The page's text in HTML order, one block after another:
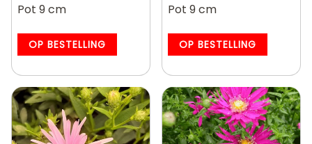
Pot 9 cm
OP BESTELLING
Pot 9 cm
OP BESTELLING